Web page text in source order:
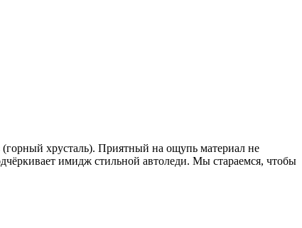
хрусталь). Приятный на ощупь материал не
имидж стильной автоледи. Мы стараемся, чтобы